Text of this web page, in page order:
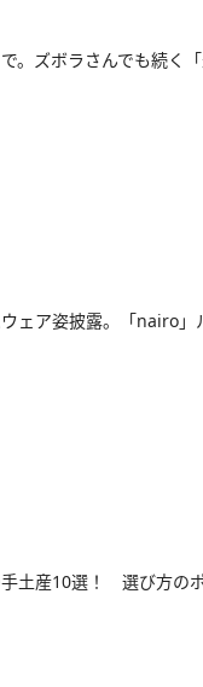
。ズボラさんでも続く
ェア姿披露。「nairo」
土産10選！ 選び方の